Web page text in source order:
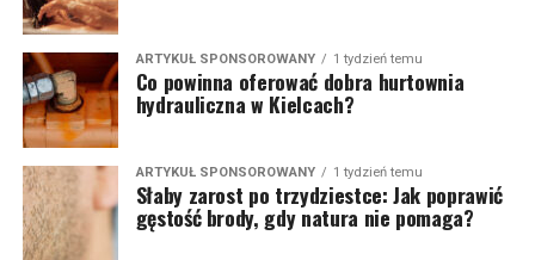
ARTYKUŁ SPONSOROWANY 1 tydzień temu
Co powinna oferować dobra hurtownia
hydrauliczna w Kielcach?
ARTYKUŁ SPONSOROWANY 1 tydzień temu
Słaby zarost po trzydziestce: Jak poprawić
gęstość brody, gdy natura nie pomaga?